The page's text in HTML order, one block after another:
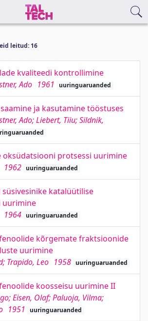
leitud: 16
kvaliteedi kontrollimine
Ado 1961 uuringuaruanded
ja kasutamine tööstuses
Ado; Liebert, Tiiu; Sildnik,
oksüdatsiooni protsessi uurimine
1962 uuringuaruanded
katalüütilise
uurimine
1964 uuringuaruanded
kõrgemate fraktsioonide
uurimine
Trapido, Leo 1958 uuringuaruanded
koosseisu uurimine II
Eisen, Olaf; Paluoja, Vilma;
1951 uuringuaruanded